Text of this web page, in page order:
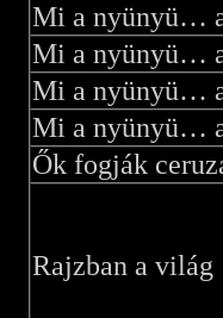
Mi a nyünyü…
Mi a nyünyü…
Mi a nyünyü…
Mi a nyünyü…
Ők fogják
Rajzban a világ